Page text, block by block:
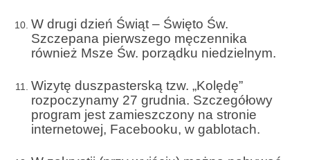
Wielki Czwartek 02.04.2026
Wielki Piątek 03.04.2026
Godzina Miłosierdzia 12.04.2026
Galerie 2025
W drugi dzień Świąt – Święto Św.
Szczepana pierwszego męczennika
również Msze Św. porządku niedzielnym.
Wizytę duszpasterską tzw. „Kolędę”
rozpoczynamy 27 grudnia. Szczegółowy
program jest zamieszczony na stronie
internetowej, Facebooku, w gablotach.